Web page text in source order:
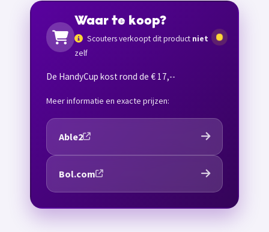
Waar te koop?
Scouters verkoopt dit product niet
zelf
De HandyCup kost rond de € 17,--
Meer informatie en exacte prijzen:
Able2
Bol.com